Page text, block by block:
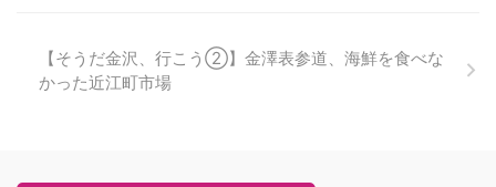
【そうだ金沢、行こう②】金澤表参道、海鮮を食べな
かった近江町市場